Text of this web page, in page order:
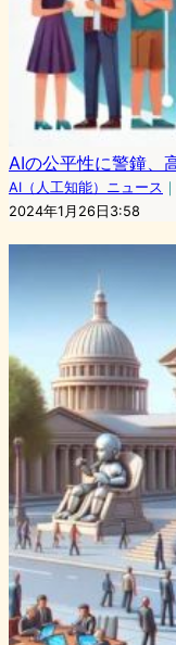
AIの公平性に警鐘、
AI（人工知能）ニュース ｜
2024年1月26日3:58